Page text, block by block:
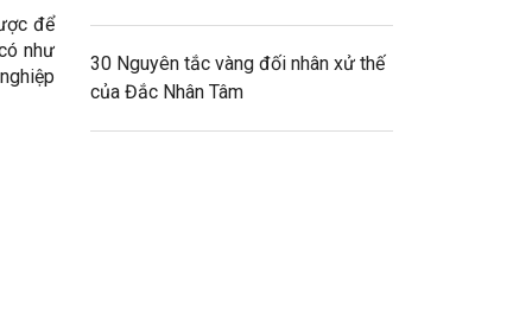
để
như
30 Nguyên tắc vàng đối nhân xử thế
của Đắc Nhân Tâm